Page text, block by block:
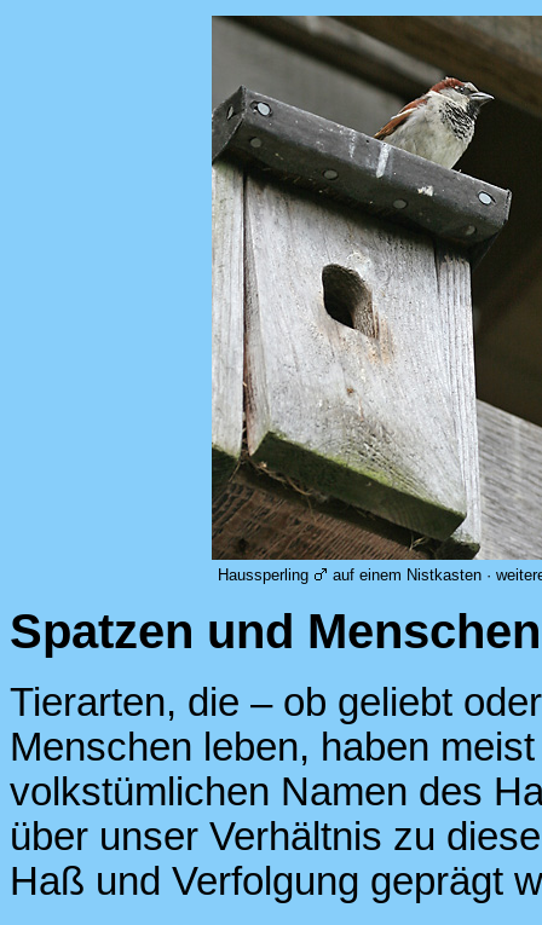
Haussperling auf einem Nistkasten ·
Spatzen und Menschen
Tierarten, die – ob geliebt
Menschen leben, haben
volkstümlichen Namen des
über unser Verhältnis zu
Haß und Verfolgung geprägt